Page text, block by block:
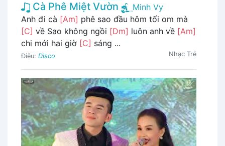
Cà Phê Miệt Vườn
Minh Vy
Anh đi cà [Am] phê sao đầu hôm tối om mà
[C] về Sao không ngồi [Dm] luôn anh về [Am]
chi mới hai giờ [C] sáng ...
Điệu: Disco Nhạc Trẻ